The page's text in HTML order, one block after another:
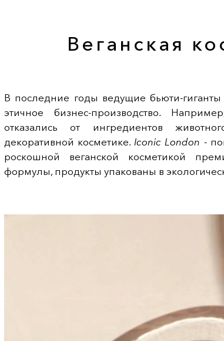
Веганская
В последние годы ведущие бьюти-
этичное бизнес-производство.
отказались от ингредиентов
декоративной косметике. Iconic London -
роскошной веганской косметикой
формулы, продукты упакованы в